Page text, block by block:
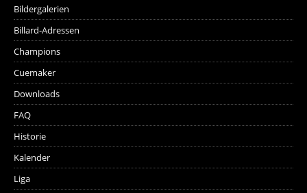
Bildergalerien
Billard-Adressen
Champions
Cuemaker
Downloads
FAQ
Historie
Kalender
Liga